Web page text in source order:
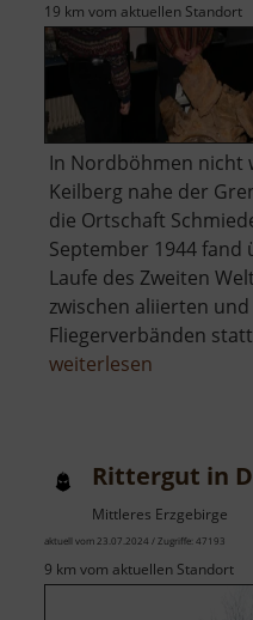
19 km vom aktuellen Standort
In Nordböhmen nicht
Keilberg nahe der
die Ortschaft
September 1944 fand
Laufe des Zweiten
zwischen aliierten
Fliegerverbänden
weiterlesen
über
dem
Erzgebirge
Rittergut in
Mittleres Erzgebirge
aktuell vom 23.07.2024 / Zugriffe: 47193
9 km vom aktuellen Standort